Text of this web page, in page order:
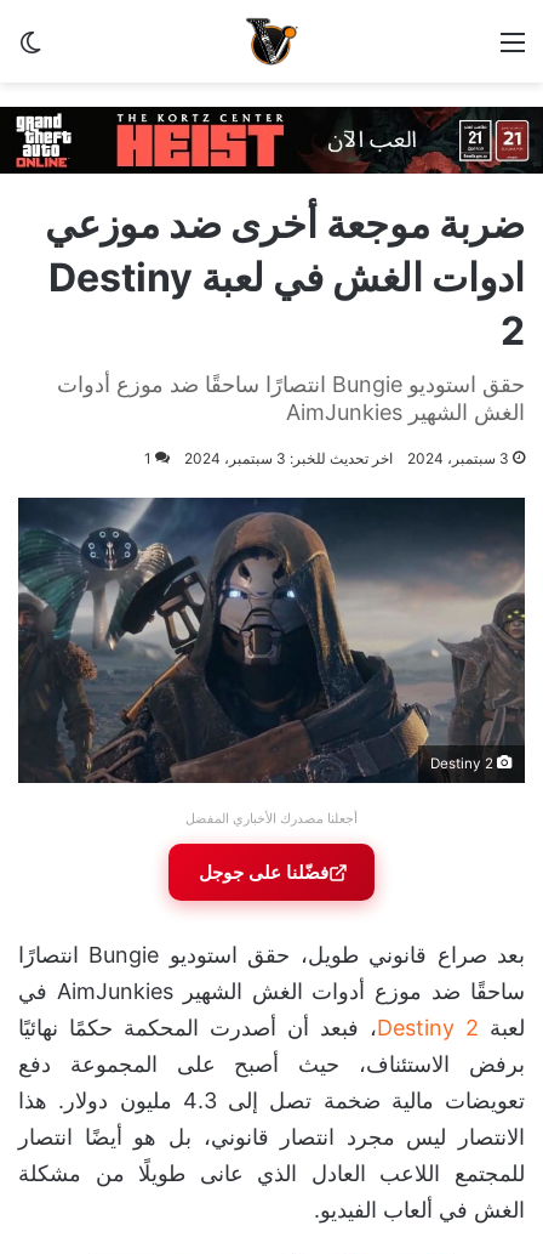
القائمة
ضربة موجعة أخرى ضد موزعي
ادوات الغش في لعبة Destiny
2
حقق استوديو Bungie انتصارًا ساحقًا ضد موزع أدوات
الغش الشهير AimJunkies
3 سبتمبر، 2024 اخر تحديث للخبر: 3 سبتمبر، 2024 1
أجعلنا مصدرك الأخباري المفضل
فضّلنا على جوجل
بعد صراع قانوني طويل، حقق استوديو Bungie انتصارًا
ساحقًا ضد موزع أدوات الغش الشهير AimJunkies في
لعبة Destiny 2، فبعد أن أصدرت المحكمة حكمًا نهائيًا
برفض الاستئناف، حيث أصبح على المجموعة دفع
تعويضات مالية ضخمة تصل إلى 4.3 مليون دولار. هذا
الانتصار ليس مجرد انتصار قانوني، بل هو أيضًا انتصار
للمجتمع اللاعب العادل الذي عانى طويلًا من مشكلة
الغش في ألعاب الفيديو.